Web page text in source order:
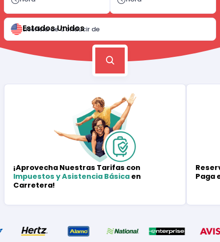
Licencia de Conducir de
Estados Unidos
¡Aprovecha Nuestras Tarifas con
Impuestos y Asistencia Básica en
Carretera!
Paga